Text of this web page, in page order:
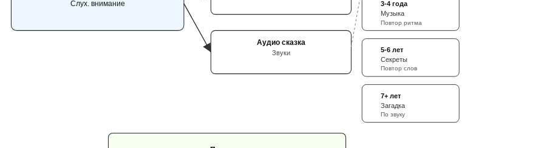
Слух. внимание
Аудио сказка
Звуки
3-4 года
Музыка
Повтор ритма
5-6 лет
Секреты
Повтор слов
7+ лет
Загадка
По звуку